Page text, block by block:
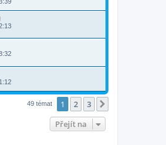
49 témat 1 2 3
Přejít na